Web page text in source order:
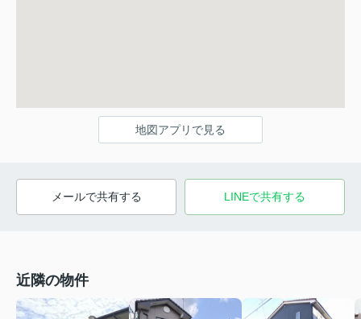
地図アプリで見る
メールで共有する LINEで共有する
近隣の物件